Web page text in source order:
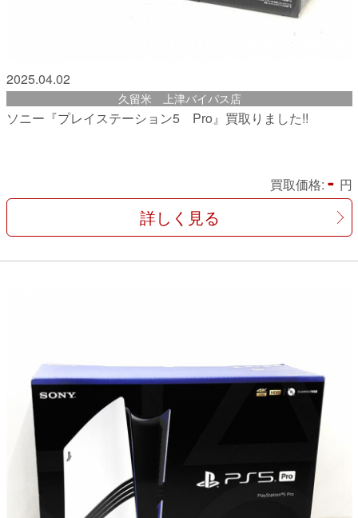
2025.04.02
久留米 上津バイパス店
ソニー『プレイステーション5 Pro』買取りました!!
買取価格: - 円
詳しく見る